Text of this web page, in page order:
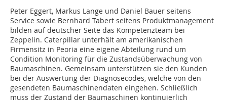
Peter Eggert, Markus Lange und Daniel Bauer seitens
Service sowie Bernhard Tabert seitens Produktmanagement
bilden auf deutscher Seite das Kompetenzteam bei
Zeppelin. Caterpillar unterhält am amerikanischen
Firmensitz in Peoria eine eigene Abteilung rund um
Condition Monitoring für die Zustandsüberwachung von
Baumaschinen. Gemeinsam unterstützen sie den Kunden
bei der Auswertung der Diagnosecodes, welche von den
gesendeten Baumaschinendaten eingehen. Schließlich
muss der Zustand der Baumaschinen kontinuierlich